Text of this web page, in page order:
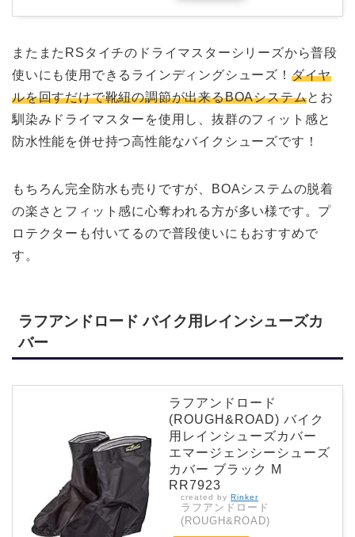
またまたRSタイチのドライマスターシリーズから普段
使いにも使用できるラインディングシューズ！ ダイヤ
ルを回すだけで靴紐の調節が出来るBOAシステムとお
馴染みドライマスターを使用し、抜群のフィット感と
防水性能を併せ持つ高性能なバイクシューズです！
もちろん完全防水も売りですが、BOAシステムの脱着
の楽さとフィット感に心奪われる方が多い様です。プ
ロテクターも付いてるので普段使いにもおすすめで
す。
ラフアンドロード バイク用レインシューズカ
バー
ラフアンドロード
(ROUGH&ROAD) バイク
用レインシューズカバー
エマージェンシーシューズ
カバー ブラック M
RR7923
created by Rinker
ラフアンドロード
(ROUGH&ROAD)